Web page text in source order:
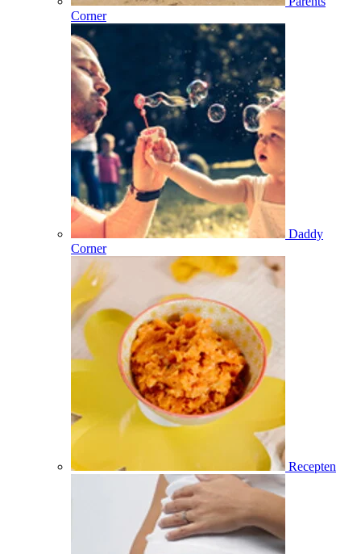
Corner
Daddy
Corner
Recepten